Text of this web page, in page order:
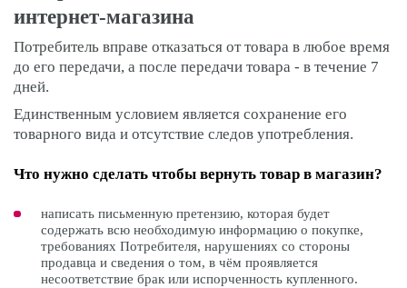
интернет-магазина
Потребитель вправе отказаться от товара в любое время
до его передачи, а после передачи товара - в течение 7
дней.
Единственным условием является сохранение его
товарного вида и отсутствие следов употребления.
Что нужно сделать чтобы вернуть товар в магазин?
написать письменную претензию, которая будет
содержать всю необходимую информацию о покупке,
требованиях Потребителя, нарушениях со стороны
продавца и сведения о том, в чём проявляется
несоответствие брак или испорченность купленного.